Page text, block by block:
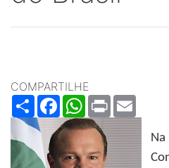
COMPARTILHE
ShareFacebookWhatsApp
Print